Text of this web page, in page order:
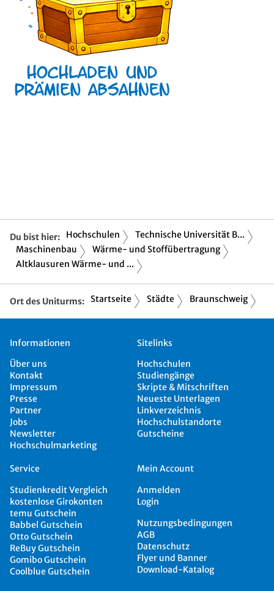
Du bist hier: Hochschulen
Technische Universität B...
Maschinenbau
Wärme- und Stoffübertragung
Altklausuren Wärme- und ...
Ort des Uniturms: Startseite Städte Braunschweig
Informationen
Über uns
Kontakt
Impressum
Presse
Partner
Jobs
Newsletter
Hochschulmarketing
Sitelinks
Hochschulen
Studiengänge
Skripte & Mitschriften
Neueste Unterlagen
Linkverzeichnis
Hochschulstandorte
Gutscheine
Service
Studienkredit Vergleich
kostenlose Girokonten
temu Gutschein
Babbel Gutschein
Otto Gutschein
ReBuy Gutschein
Gomibo Gutschein
Coolblue Gutschein
Mein Account
Anmelden
Login
Nutzungsbedingungen
AGB
Datenschutz
Flyer und Banner
Download-Katalog